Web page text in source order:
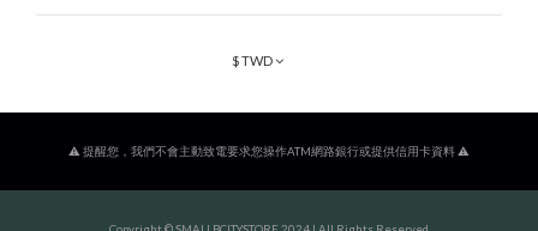
$TWD
⚠️ 提醒您，我們不會主動致電要求您操作ATM網路銀行或提供信用卡資料 ⚠️